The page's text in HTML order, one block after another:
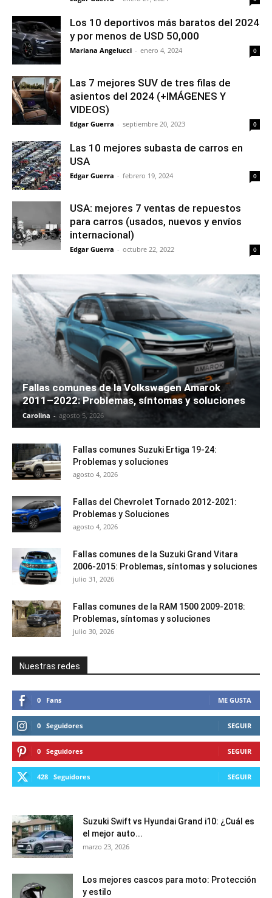
Los 10 deportivos más baratos del 2024
y por menos de USD 50,000
Mariana Angelucci - enero 4, 2024 0
Las 7 mejores SUV de tres filas de
asientos del 2024 (+IMÁGENES Y
VIDEOS)
Edgar Guerra - septiembre 20, 2023 0
Las 10 mejores subasta de carros en
USA
Edgar Guerra - febrero 19, 2024 0
USA: mejores 7 ventas de repuestos
para carros (usados, nuevos y envíos
internacional)
Edgar Guerra - octubre 22, 2022 0
Fallas comunes de la Volkswagen Amarok
2011–2022: Problemas, síntomas y soluciones
Carolina - agosto 5, 2026
Fallas comunes Suzuki Ertiga 19-24:
Problemas y soluciones
agosto 4, 2026
Fallas del Chevrolet Tornado 2012-2021:
Problemas y Soluciones
agosto 4, 2026
Fallas comunes de la Suzuki Grand Vitara
2006-2015: Problemas, síntomas y soluciones
julio 31, 2026
Fallas comunes de la RAM 1500 2009-2018:
Problemas, síntomas y soluciones
julio 30, 2026
Nuestras redes
0 Fans ME GUSTA
0 Seguidores SEGUIR
0 Seguidores SEGUIR
428 Seguidores SEGUIR
Suzuki Swift vs Hyundai Grand i10: ¿Cuál es
el mejor auto...
marzo 23, 2026
Los mejores cascos para moto: Protección
y estilo